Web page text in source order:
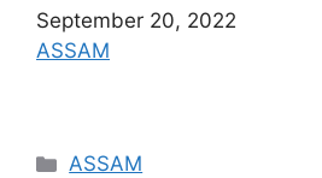
Date
September 20, 2022
In relation to
ASSAM
ASSAM